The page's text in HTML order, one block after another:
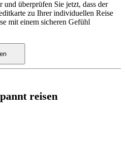
und überprüfen Sie jetzt, dass der
zu Ihrer individuellen Reise
mit einem sicheren Gefühl
reisen